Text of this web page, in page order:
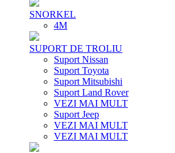
SNORKEL
4M
SUPORT DE TROLIU
Suport Nissan
Suport Toyota
Suport Mitsubishi
Suport Land Rover
VEZI MAI MULT
Suport Jeep
VEZI MAI MULT
VEZI MAI MULT